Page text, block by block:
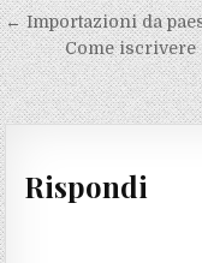
Navigazione
articoli
← Importazioni da
Come iscrivere
Rispondi